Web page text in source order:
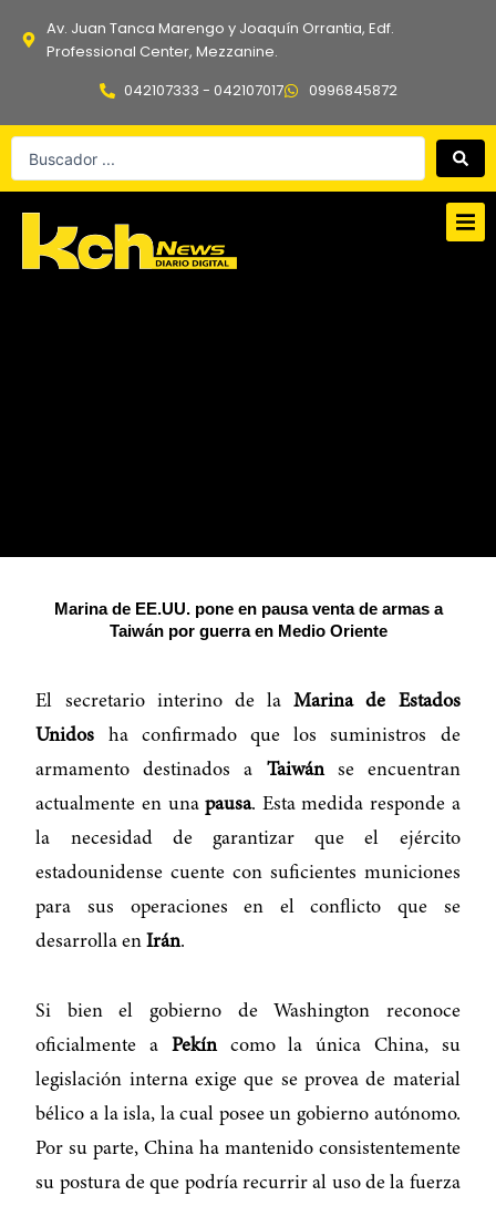
Av. Juan Tanca Marengo y Joaquín Orrantia, Edf.
Professional Center, Mezzanine.
042107333 - 042107017
0996845872
Search
Marina de EE.UU. pone en pausa venta de armas a
Taiwán por guerra en Medio Oriente
El secretario interino de laMarina de Estados
Unidos ha confirmado que los suministros de
armamento destinados a Taiwánse encuentran
actualmente en unapausa. Esta medida responde a
la necesidad de garantizar que el ejército
estadounidense cuente con suficientes municiones
para sus operaciones en el conflicto que se
desarrolla enIrán.
Si bien el gobierno de Washington reconoce
oficialmente a Pekíncomo la única China, su
legislación interna exige que se provea de material
bélico a la isla, la cual posee un gobierno autónomo.
Por su parte, China ha mantenido consistentemente
su postura de que podría recurrir al uso de la fuerza